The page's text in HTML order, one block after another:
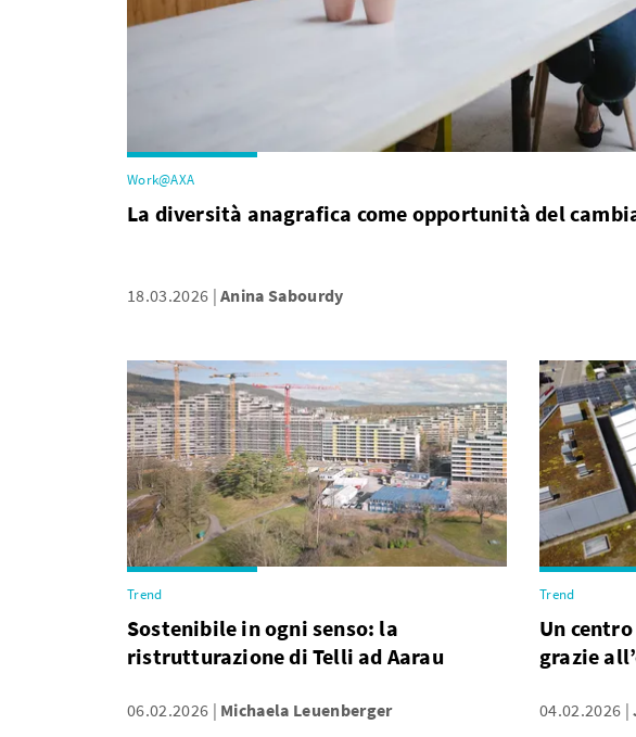
Work@AXA
La diversità anagrafica come opportunità del
18.03.2026 Anina Sabourdy
Trend
Sostenibile in ogni senso: la
ristrutturazione di Telli ad Aarau
06.02.2026 Michaela Leuenberger
Trend
Un
grazie
04.02.2026